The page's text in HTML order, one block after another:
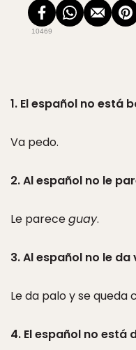
10469
1. El español no está
Va pedo.
2. Al español no le
Le pareceguay.
3. Al español no le da
Le da palo y se queda
4. El español no está